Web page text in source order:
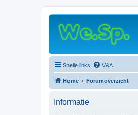
Snelle links V&A
Home Forumoverzicht
Informatie